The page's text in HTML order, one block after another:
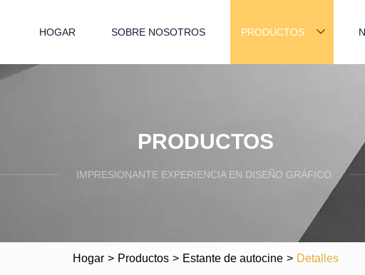
HOGAR SOBRE NOSOTROS PRODUCTOS
PRODUCTOS
IMPRESIONANTE EXPERIENCIA EN DISEÑO GRÁFICO.
Hogar > Productos > Estante de autocine > Detalles